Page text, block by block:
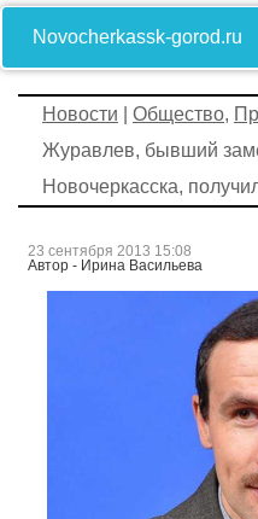
Novocherkassk-gorod.ru
Новости Общество,
Журавлев, бывший
Новочеркасска,
23 сентября 2013 15:08
Автор - Ирина Васильева